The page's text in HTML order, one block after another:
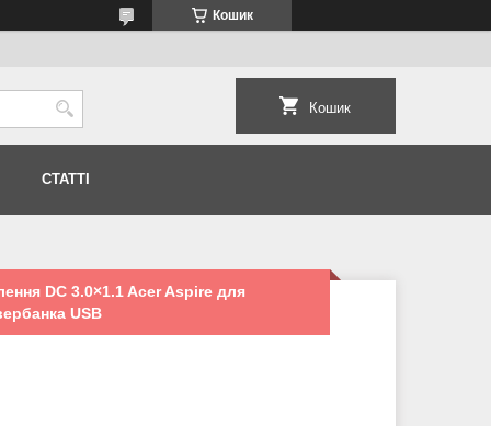
Кошик
Кошик
СТАТТІ
DC 3.0×1.1 Acer Aspire для
USB